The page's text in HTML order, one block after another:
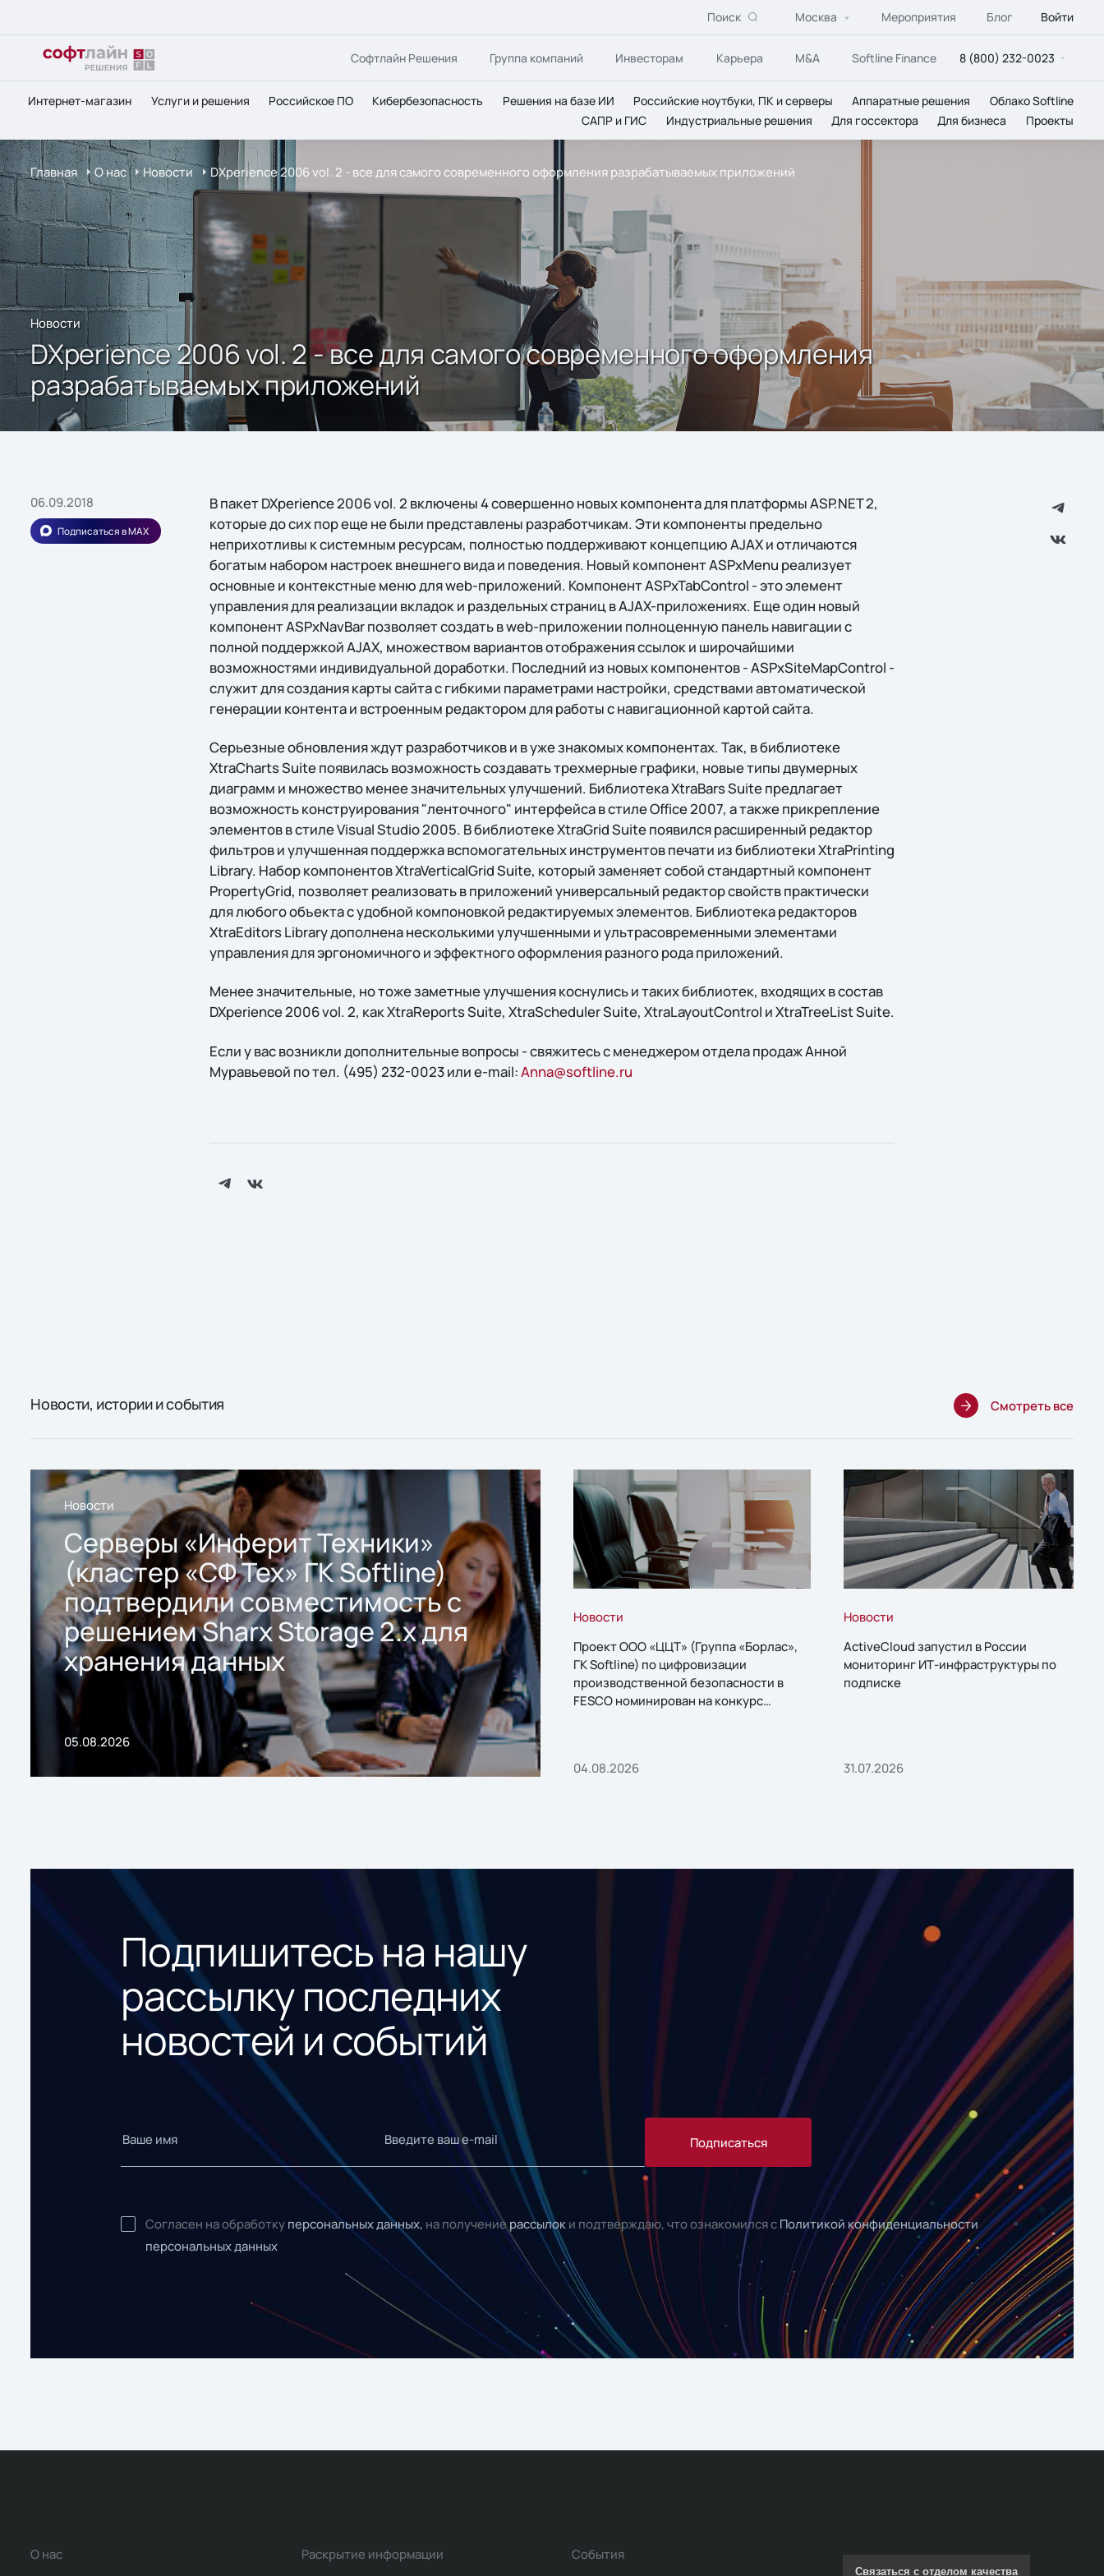
Поиск Москва Мероприятия Блог Войти
Софтлайн Решения Группа компаний Инвесторам Карьера M&A Softline Finance 8 (800) 232-0023
Интернет-магазин Услуги и решения Российское ПО Кибербезопасность Решения на базе ИИ Российские ноутбуки, ПК и серверы Аппаратные решения
Облако Softline
САПР и ГИС
Индустриальные решения Для госсектора Для бизнеса Проекты
Главная О нас Новости DXperience 2006 vol. 2 - все для самого современного оформления разрабатываемых приложений
Новости
DXperience 2006 vol. 2 - все для самого современного оформления
разрабатываемых приложений
06.09.2018
Подписаться в MAX
В пакет DXperience 2006 vol. 2 включены 4 совершенно новых компонента для платформы ASP.NET 2,
которые до сих пор еще не были представлены разработчикам. Эти компоненты предельно
неприхотливы к системным ресурсам, полностью поддерживают концепцию AJAX и отличаются
богатым набором настроек внешнего вида и поведения. Новый компонент ASPxMenu реализует
основные и контекстные меню для web-приложений. Компонент ASPxTabControl - это элемент
управления для реализации вкладок и раздельных страниц в AJAX-приложениях. Еще один новый
компонент ASPxNavBar позволяет создать в web-приложении полноценную панель навигации с
полной поддержкой AJAX, множеством вариантов отображения ссылок и широчайшими
возможностями индивидуальной доработки. Последний из новых компонентов - ASPxSiteMapControl -
служит для создания карты сайта с гибкими параметрами настройки, средствами автоматической
генерации контента и встроенным редактором для работы с навигационной картой сайта.
Серьезные обновления ждут разработчиков и в уже знакомых компонентах. Так, в библиотеке
XtraCharts Suite появилась возможность создавать трехмерные графики, новые типы двумерных
диаграмм и множество менее значительных улучшений. Библиотека XtraBars Suite предлагает
возможность конструирования "ленточного" интерфейса в стиле Office 2007, а также прикрепление
элементов в стиле Visual Studio 2005. В библиотеке XtraGrid Suite появился расширенный редактор
фильтров и улучшенная поддержка вспомогательных инструментов печати из библиотеки XtraPrinting
Library. Набор компонентов XtraVerticalGrid Suite, который заменяет собой стандартный компонент
PropertyGrid, позволяет реализовать в приложений универсальный редактор свойств практически
для любого объекта с удобной компоновкой редактируемых элементов. Библиотека редакторов
XtraEditors Library дополнена несколькими улучшенными и ультрасовременными элементами
управления для эргономичного и эффектного оформления разного рода приложений.
Менее значительные, но тоже заметные улучшения коснулись и таких библиотек, входящих в состав
DXperience 2006 vol. 2, как XtraReports Suite, XtraScheduler Suite, XtraLayoutControl и XtraTreeList Suite.
Если у вас возникли дополнительные вопросы - свяжитесь с менеджером отдела продаж Анной
Муравьевой по тел. (495) 232-0023 или e-mail:Anna@softline.ru
Новости, истории и события Смотреть все
Новости
Серверы «Инферит Техники»
(кластер «СФ Тех» ГК Softline)
подтвердили совместимость с
решением Sharx Storage 2.x для
хранения данных
05.08.2026
Новости
Проект ООО «ЦЦТ» (Группа «Борлас»,
ГК Softline) по цифровизации
производственной безопасности в
FESCO номинирован на конкурс
04.08.2026
Новости
ActiveCloud запустил в России
мониторинг ИТ-инфраструктуры по
подписке
31.07.2026
Подпишитесь на нашу
рассылку последних
новостей и событий
Подписаться
Согласен на обработку персональных данных, на получениерассылок и подтверждаю, что ознакомился с Политикой конфиденциальности
персональных данных
О нас
Раскрытие информации
События
Связаться с отделом качества